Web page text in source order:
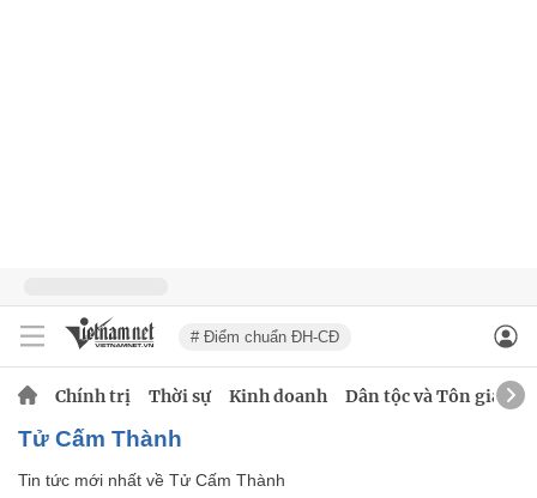
# Điểm chuẩn ĐH-CĐ
Chính trị Thời sự Kinh doanh Dân tộc và Tôn giáo
Tử Cấm Thành
Tin tức mới nhất về Tử Cấm Thành